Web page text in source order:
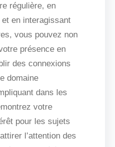
régulière, en
en interagissant
vous pouvez non
présence en
des connexions
domaine
dans les
votre
pour les sujets
l’attention des